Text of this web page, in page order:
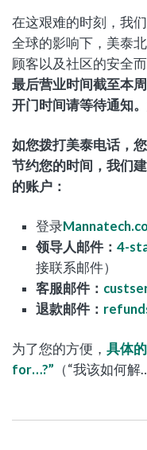
在这艰难的时刻，我
全球的影响下，美泰
顾客以及社区的安全
最后营业时间截至本
开门时间请等待通知。
如您拨打美泰电话，
节约您的时间，我们
的账户：
登录
领导人邮件： 4-
接联系邮件）
客服邮件：
退款邮件：
为了您的方便， 具体
for…?” （“我该如何解